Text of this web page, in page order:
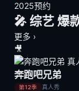
2025预约
🎤 综艺 爆
更多 ›
🎥
奔跑吧兄弟
第12季 真人秀